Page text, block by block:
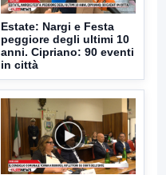
Estate: Nargi e Festa
peggiore degli ultimi 10
anni. Cipriano: 90 eventi
in città